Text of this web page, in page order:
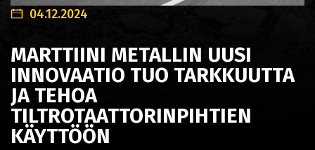
04.12.2024
MARTTIINI METALLIN UUSI
INNOVAATIO TUO TARKKUUTTA
JA TEHOA
TILTROTAATTORINPIHTIEN
KÄYTTÖÖN